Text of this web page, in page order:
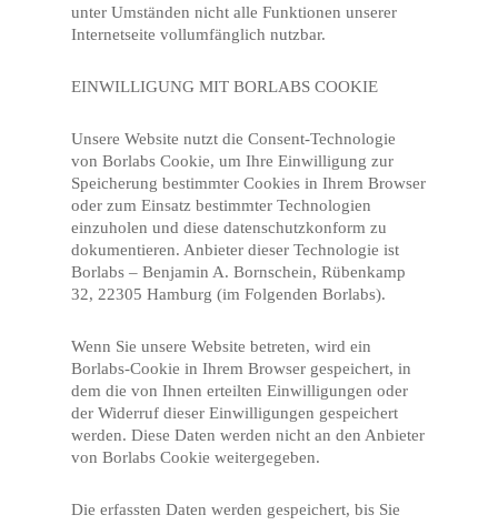
unter Umständen nicht alle Funktionen unserer
Internetseite vollumfänglich nutzbar.
EINWILLIGUNG MIT BORLABS COOKIE
Unsere Website nutzt die Consent-Technologie
von Borlabs Cookie, um Ihre Einwilligung zur
Speicherung bestimmter Cookies in Ihrem Browser
oder zum Einsatz bestimmter Technologien
einzuholen und diese datenschutzkonform zu
dokumentieren. Anbieter dieser Technologie ist
Borlabs – Benjamin A. Bornschein, Rübenkamp
32, 22305 Hamburg (im Folgenden Borlabs).
Wenn Sie unsere Website betreten, wird ein
Borlabs-Cookie in Ihrem Browser gespeichert, in
dem die von Ihnen erteilten Einwilligungen oder
der Widerruf dieser Einwilligungen gespeichert
werden. Diese Daten werden nicht an den Anbieter
von Borlabs Cookie weitergegeben.
Die erfassten Daten werden gespeichert, bis Sie